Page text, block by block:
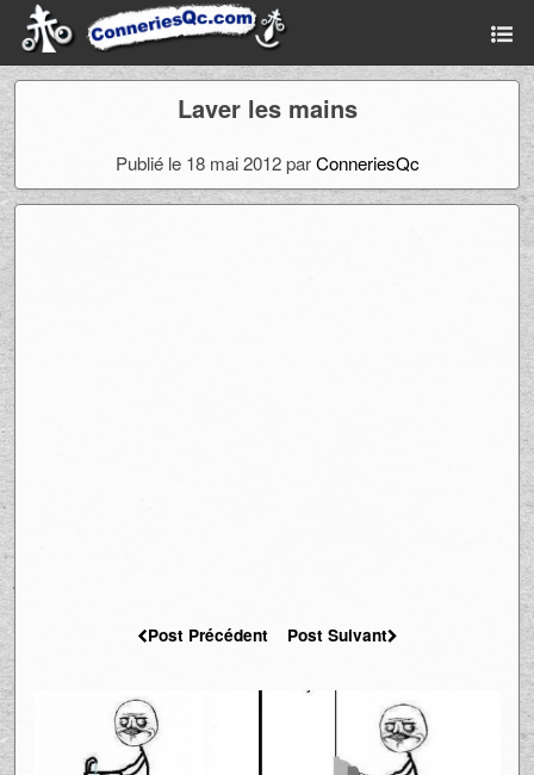
Laver les mains
Publié le 18 mai 2012 parConneriesQc
Post Précédent Post Suivant